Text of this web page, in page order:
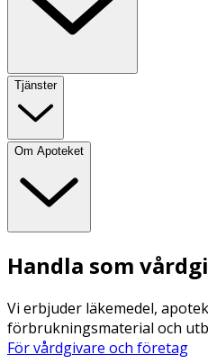
Tjänster
Om Apoteket
Handla som
Vi erbjuder läkemedel,
förbrukningsmaterial och
För vårdgivare och företag